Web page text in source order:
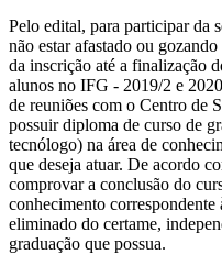
Pelo edital, para participar da
não estar afastado ou
da inscrição até a finalização
alunos no IFG - 2019/2 e
de reuniões com o Centro de
possuir diploma de curso de
tecnólogo) na área de
que deseja atuar. De acordo
comprovar a conclusão do
conhecimento correspondente
eliminado do certame,
graduação que possua.